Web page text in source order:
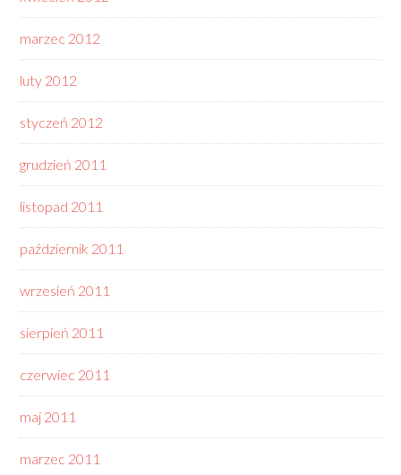
marzec 2012
luty 2012
styczeń 2012
grudzień 2011
listopad 2011
październik 2011
wrzesień 2011
sierpień 2011
czerwiec 2011
maj 2011
marzec 2011